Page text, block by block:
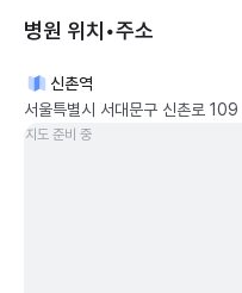
병원 위치•주소
신촌역
서울특별시 서대문구 신촌로
지도 준비 중